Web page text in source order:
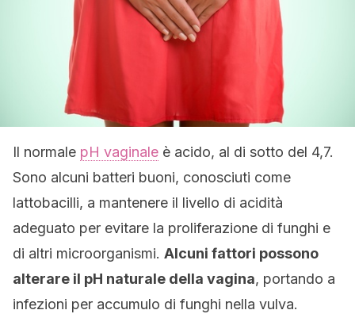
Il normale pH vaginale è acido, al di sotto del 4,7.
Sono alcuni batteri buoni, conosciuti come
lattobacilli, a mantenere il livello di acidità
adeguato per evitare la proliferazione di funghi e
di altri microorganismi. Alcuni fattori possono
alterare il pH naturale della vagina, portando a
infezioni per accumulo di funghi nella vulva.